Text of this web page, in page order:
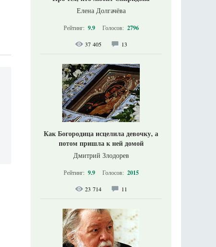
Елена Долгачёва
Рейтинг: 9.9 Голосов: 2796
37 405 13
Как Богородица исцелила девочку, а
потом пришла к ней домой
Дмитрий Злодорев
Рейтинг: 9.9 Голосов: 2015
23 714 11